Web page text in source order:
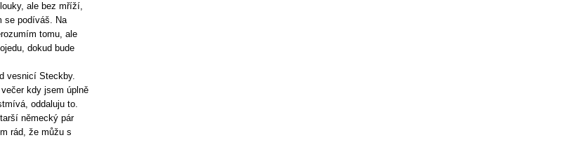
ale bez mříží,
se podíváš. Na
tomu, ale
dokud bude
vesnicí Steckby.
kdy jsem úplně
oddaluju to.
německý pár
rád, že můžu s